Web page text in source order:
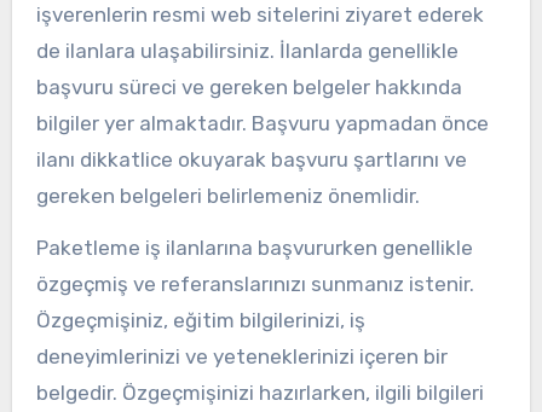
işverenlerin resmi web sitelerini ziyaret ederek
de ilanlara ulaşabilirsiniz. İlanlarda genellikle
başvuru süreci ve gereken belgeler hakkında
bilgiler yer almaktadır. Başvuru yapmadan önce
ilanı dikkatlice okuyarak başvuru şartlarını ve
gereken belgeleri belirlemeniz önemlidir.
Paketleme iş ilanlarına başvururken genellikle
özgeçmiş ve referanslarınızı sunmanız istenir.
Özgeçmişiniz, eğitim bilgilerinizi, iş
deneyimlerinizi ve yeteneklerinizi içeren bir
belgedir. Özgeçmişinizi hazırlarken, ilgili bilgileri